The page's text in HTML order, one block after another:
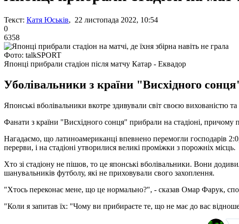
Текст: Катя Юськів, 22 листопада 2022, 10:54
0
6358
Фото: talkSPORT
Японці прибрали стадіон після матчу Катар - Еквадор
Уболівальники з країни "Висхідного
Японські вболівальники вкотре здивували світ своєю вихованістю
Фанати з країни "Висхідного сонця" прибрали на стадіоні, причому
Нагадаємо, що латиноамериканці впевнено перемогли господарів
перерви, і на стадіоні утворилися великі проміжки з порожніх місць.
Хто зі стадіону не пішов, то це японські вболівальники. Вони
шанувальників футболу, які не приховували свого захоплення.
"Хтось переконає мене, що це нормально?", - сказав Омар Фарук,
"Коли я запитав їх: "Чому ви прибираєте те, що не має до вас